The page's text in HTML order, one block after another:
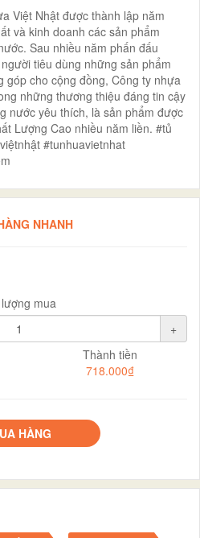
Việt Nhật được thành lập năm
và kinh doanh các sản phẩm
Sau nhiều năm phấn đấu
tiêu dùng những sản phẩm
cho cộng đồng, Công ty nhựa
những thương thiệu đáng tin cậy
nước yêu thích, là sản phẩm được
Lượng Cao nhiều năm liền. #tủ
#tunhuavietnhat
NHANH
mua
+
Thành tiền
718.000₫
HÀNG